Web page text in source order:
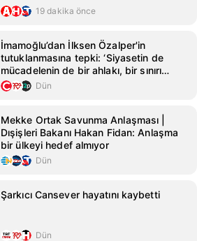
19 dakika önce
İmamoğlu’dan İlksen Özalper'in
tutuklanmasına tepki: ‘Siyasetin de
mücadelenin de bir ahlakı, bir sınırı
vardır’
Dün
Mekke Ortak Savunma Anlaşması |
Dışişleri Bakanı Hakan Fidan: Anlaşma
bir ülkeyi hedef almıyor
Dün
Şarkıcı Cansever hayatını kaybetti
Dün